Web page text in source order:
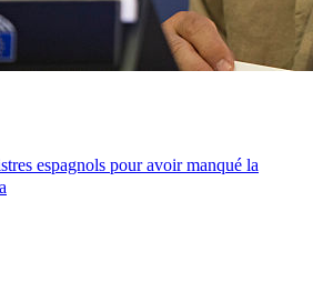
espagnols pour avoir manqué la